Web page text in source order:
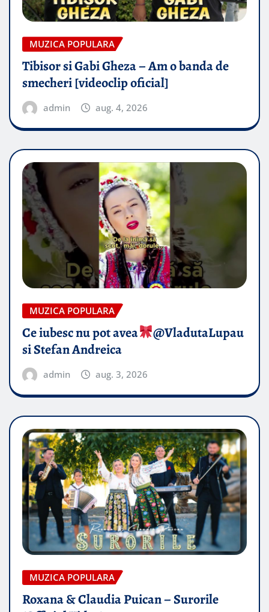
MUZICA POPULARA
Tibisor si Gabi Gheza – Am o banda de
smecheri [videoclip oficial]
admin aug. 4, 2026
MUZICA POPULARA
Ce iubesc nu pot avea
​@VladutaLupau
si Stefan Andreica
admin aug. 3, 2026
MUZICA POPULARA
Roxana & Claudia Puican – Surorile